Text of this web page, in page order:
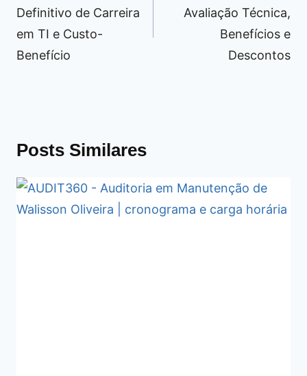
Post
Definitivo de Carreira
em TI e Custo-
Benefício
Avaliação Técnica,
Benefícios e
Descontos
Posts Similares